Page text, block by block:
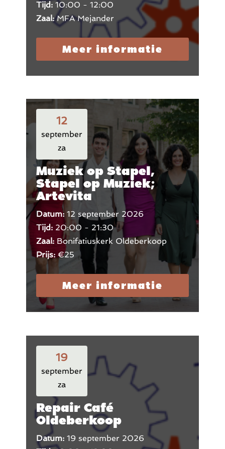
Tijd: 10:00 - 12:00
Zaal:MFA Mejander
Meer informatie
12
september
za
Muziek op Stapel,
Stapel op Muziek;
Artevita
Datum: 12 september 2026
Tijd: 20:00 - 21:30
Zaal: Bonifatiuskerk Oldeberkoop
Prijs: €25
Meer informatie
19
september
za
Repair Café
Oldeberkoop
Datum: 19 september 2026